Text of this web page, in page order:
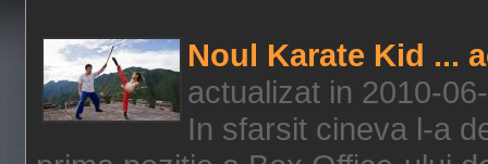
Noul Karate Kid ...
actualizat in 2010-
In sfarsit cineva l-a